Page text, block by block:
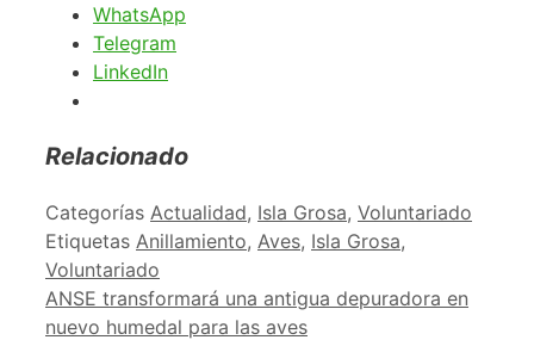
WhatsApp
Telegram
LinkedIn
Relacionado
Categorías Actualidad, Isla Grosa, Voluntariado
Etiquetas Anillamiento, Aves, Isla Grosa,
Voluntariado
ANSE transformará una antigua depuradora en
nuevo humedal para las aves